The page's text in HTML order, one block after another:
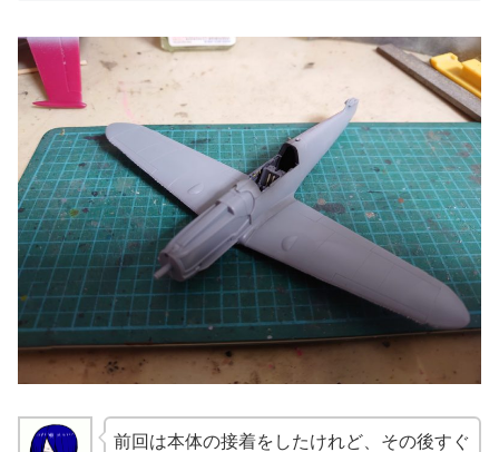
前回は本体の接着をしたけれど、その後すぐ